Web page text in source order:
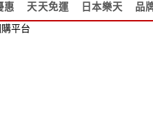
惠 天天免運 日本樂天 品
平台